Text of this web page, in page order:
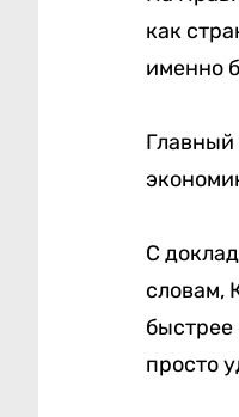
как
именно
С
словам,
быстрее
просто